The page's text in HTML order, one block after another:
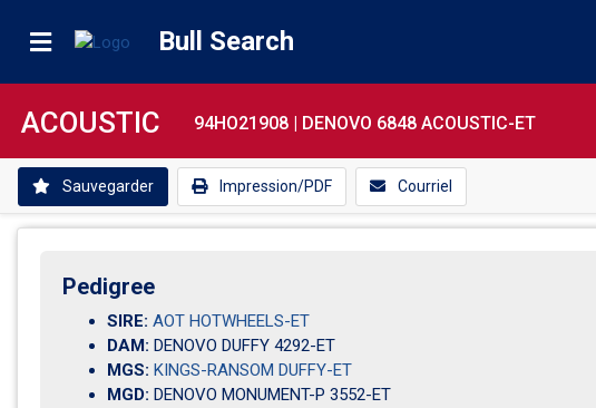
Bull Search
ACOUSTIC 94HO21908 | DENOVO 6848 ACOUSTIC-ET
Sauvegarder Impression/PDF Courriel
Pedigree
SIRE: AOT HOTWHEELS-ET
DAM: DENOVO DUFFY 4292-ET
MGS: KINGS-RANSOM DUFFY-ET
MGD: DENOVO MONUMENT-P 3552-ET